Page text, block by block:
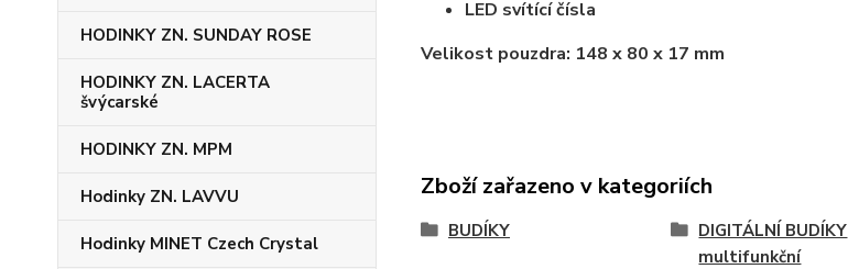
HODINKY ZN. SUNDAY ROSE
HODINKY ZN. LACERTA
švýcarské
HODINKY ZN. MPM
Hodinky ZN. LAVVU
Hodinky MINET Czech Crystal
LED svítící čísla
Velikost pouzdra: 148 x 80 x 17 mm
Zboží zařazeno v kategoriích
BUDÍKY
DIGITÁLNÍ BUDÍKY
multifunkční